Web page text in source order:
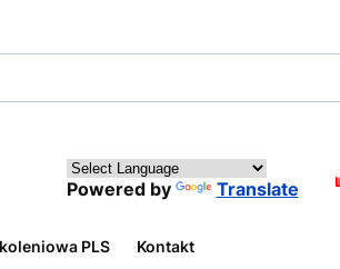
Powered by Translate
PLS Kontakt